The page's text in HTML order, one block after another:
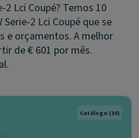
2 Lci Coupé? Temos 10
2 Lci Coupé que se
e orçamentos. A melhor
de € 601 por mês.
Catálogo (10)